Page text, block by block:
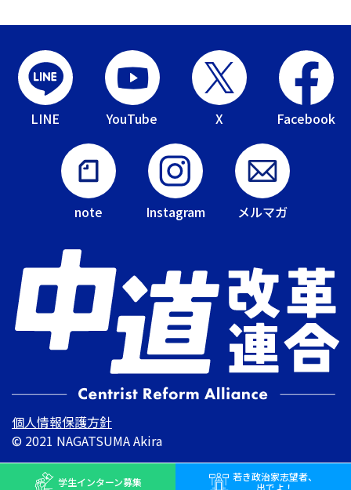
LINE YouTube X Facebook
note Instagram メルマガ
個人情報保護方針
© 2021 NAGATSUMA Akira
学生インターン募集 若き政治家志望者、
出でよ！